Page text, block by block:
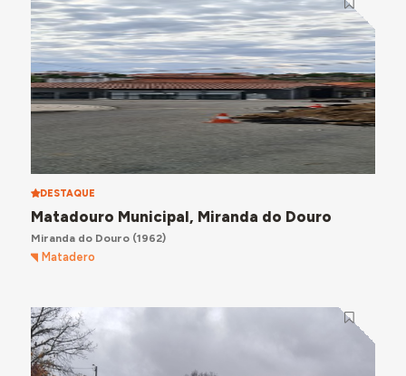
DESTAQUE
Matadouro Municipal, Miranda do Douro
Miranda do Douro(1962)
Matadero